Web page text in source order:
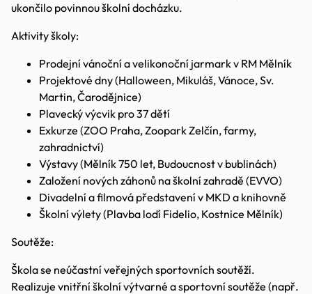
ukončilo povinnou školní docházku.
Aktivity školy:
Prodejní vánoční a velikonoční jarmark v RM Mělník
Projektové dny (Halloween, Mikuláš, Vánoce, Sv.
Martin, Čarodějnice)
Plavecký výcvik pro 37 dětí
Exkurze (ZOO Praha, Zoopark Zelčín, farmy,
zahradnictví)
Výstavy (Mělník 750 let, Budoucnost v bublinách)
Založení nových záhonů na školní zahradě (EVVO)
Divadelní a filmová představení v MKD a knihovně
Školní výlety (Plavba lodí Fidelio, Kostnice Mělník)
Soutěže:
Škola se neúčastní veřejných sportovních soutěží.
Realizuje vnitřní školní výtvarné a sportovní soutěže (např.